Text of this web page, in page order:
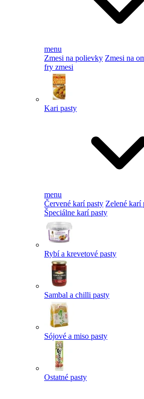
menu
Zmesi na polievky Zmesi na
fry zmesi
Kari pasty
menu
Červené karí pasty Zelené karí
Špeciálne karí pasty
Rybí a krevetové pasty
Sambal a chilli pasty
Sójové a miso pasty
Ostatné pasty